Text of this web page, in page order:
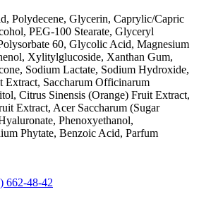
Polydecene, Glycerin, Caprylic/Capric
PEG-100 Stearate, Glyceryl
60, Glycolic Acid, Magnesium
Xylitylglucoside, Xanthan Gum,
Sodium Lactate, Sodium Hydroxide,
Saccharum Officinarum
Citrus Sinensis (Orange) Fruit Extract,
Extract, Acer Saccharum (Sugar
Phenoxyethanol,
Phytate, Benzoic Acid, Parfum
662-48-42